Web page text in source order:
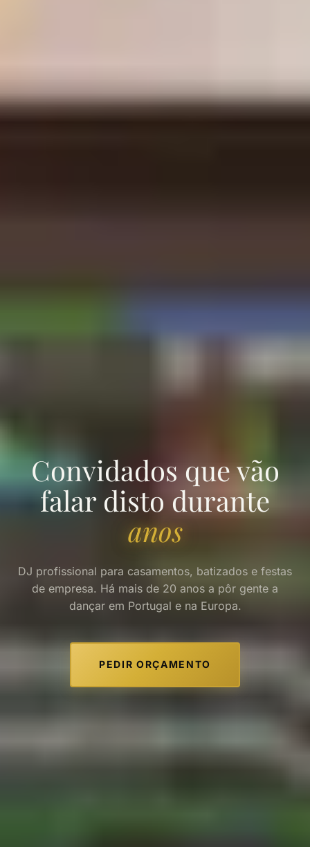
Convidados que vão
falar disto durante
anos
DJ profissional para casamentos, batizados e festas
de empresa. Há mais de 20 anos a pôr gente a
dançar em Portugal e na Europa.
PEDIR ORÇAMENTO